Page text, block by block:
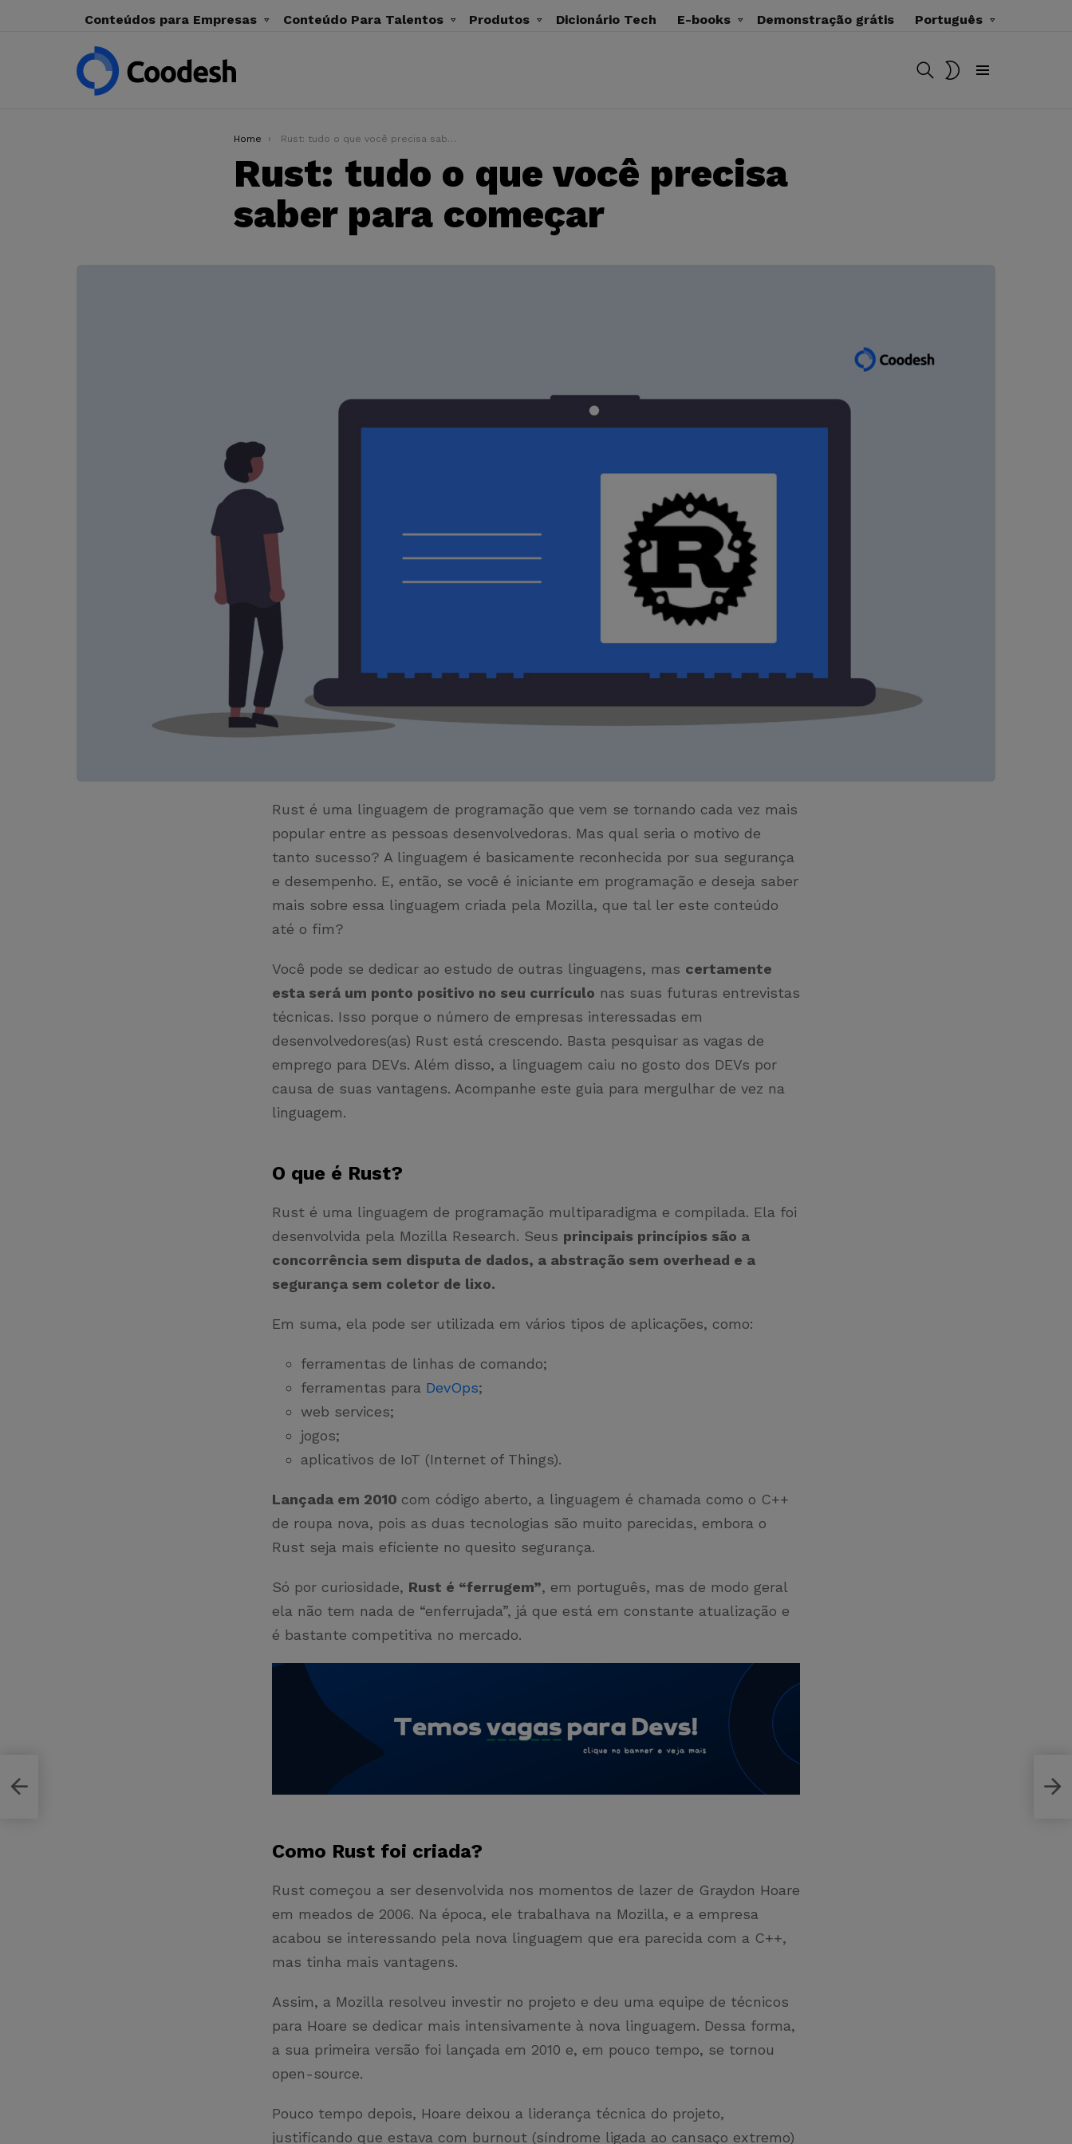
Conteúdos para Empresas Conteúdo Para Talentos Produtos Dicionário Tech E-books Demonstração grátis Português
BUSCAR
You are here:
Home Rust: tudo o que você precisa saber para começar
Rust: tudo o que você precisa
saber para começar
Rust é uma linguagem de programação que vem se tornando cada vez mais
popular entre as pessoas desenvolvedoras. Mas qual seria o motivo de
tanto sucesso? A linguagem é basicamente reconhecida por sua segurança
e desempenho. E, então, se você é iniciante em programação e deseja saber
mais sobre essa linguagem criada pela Mozilla, que tal ler este conteúdo
até o fim?
Você pode se dedicar ao estudo de outras linguagens, mas certamente
esta será um ponto positivo no seu currículo nas suas futuras entrevistas
técnicas. Isso porque o número de empresas interessadas em
desenvolvedores(as) Rust está crescendo. Basta pesquisar as vagas de
emprego para DEVs. Além disso, a linguagem caiu no gosto dos DEVs por
causa de suas vantagens. Acompanhe este guia para mergulhar de vez na
linguagem.
O que é Rust?
Rust é uma linguagem de programação multiparadigma e compilada. Ela foi
desenvolvida pela Mozilla Research. Seus principais princípios são a
concorrência sem disputa de dados, a abstração sem overhead e a
segurança sem coletor de lixo.
Em suma, ela pode ser utilizada em vários tipos de aplicações, como:
ferramentas de linhas de comando;
ferramentas para DevOps;
web services;
jogos;
aplicativos de IoT (Internet of Things).
Lançada em 2010 com código aberto, a linguagem é chamada como o C++
de roupa nova, pois as duas tecnologias são muito parecidas, embora o
Rust seja mais eficiente no quesito segurança.
Só por curiosidade, Rust é “ferrugem”, em português, mas de modo geral
ela não tem nada de “enferrujada”, já que está em constante atualização e
é bastante competitiva no mercado.
Como Rust foi criada?
Rust começou a ser desenvolvida nos momentos de lazer de Graydon Hoare
em meados de 2006. Na época, ele trabalhava na Mozilla, e a empresa
acabou se interessando pela nova linguagem que era parecida com a C++,
mas tinha mais vantagens.
Assim, a Mozilla resolveu investir no projeto e deu uma equipe de técnicos
para Hoare se dedicar mais intensivamente à nova linguagem. Dessa forma,
a sua primeira versão foi lançada em 2010 e, em pouco tempo, se tornou
open-source.
Pouco tempo depois, Hoare deixou a liderança técnica do projeto,
justificando que estava com burnout (síndrome ligada ao cansaço extremo)
O